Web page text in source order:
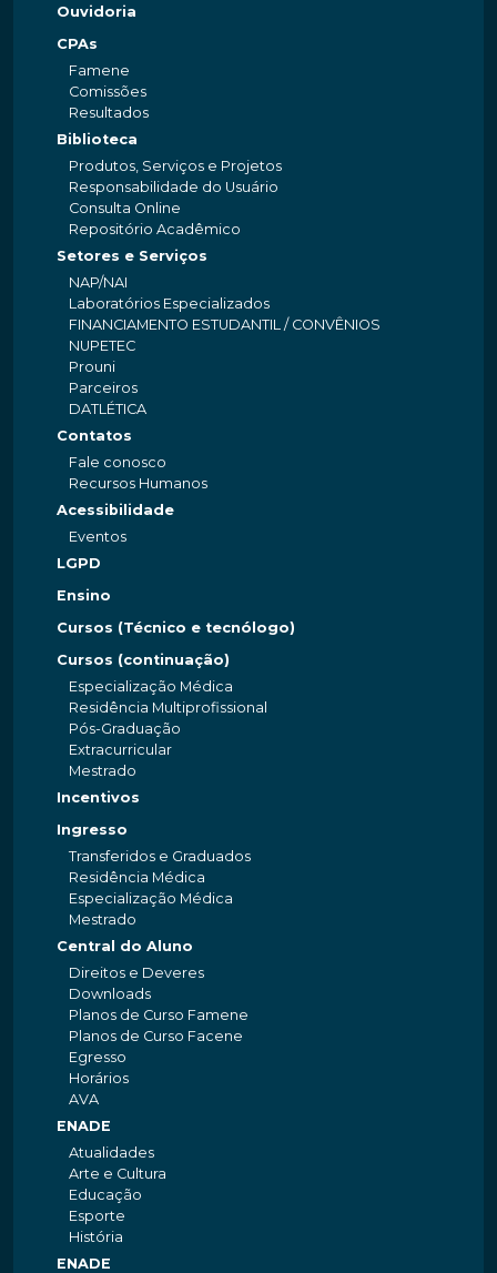
Ouvidoria
CPAs
Famene
Comissões
Resultados
Biblioteca
Produtos, Serviços e Projetos
Responsabilidade do Usuário
Consulta Online
Repositório Acadêmico
Setores e Serviços
NAP/NAI
Laboratórios Especializados
FINANCIAMENTO ESTUDANTIL / CONVÊNIOS
NUPETEC
Prouni
Parceiros
DATLÉTICA
Contatos
Fale conosco
Recursos Humanos
Acessibilidade
Eventos
LGPD
Ensino
Cursos (Técnico e tecnólogo)
Cursos (continuação)
Especialização Médica
Residência Multiprofissional
Pós-Graduação
Extracurricular
Mestrado
Incentivos
Ingresso
Transferidos e Graduados
Residência Médica
Especialização Médica
Mestrado
Central do Aluno
Direitos e Deveres
Downloads
Planos de Curso Famene
Planos de Curso Facene
Egresso
Horários
AVA
ENADE
Atualidades
Arte e Cultura
Educação
Esporte
História
ENADE